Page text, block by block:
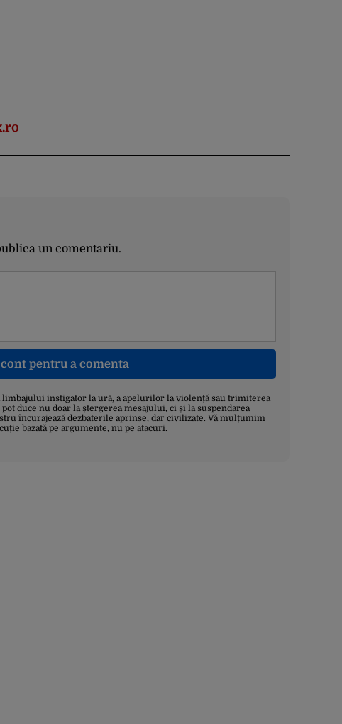
un comentariu.
pentru a comenta
instigator la ură, a apelurilor la violență sau trimiterea
duce nu doar la ștergerea mesajului, ci și la suspendarea
încurajează dezbaterile aprinse, dar civilizate. Vă mulțumim
bazată pe argumente, nu pe atacuri.